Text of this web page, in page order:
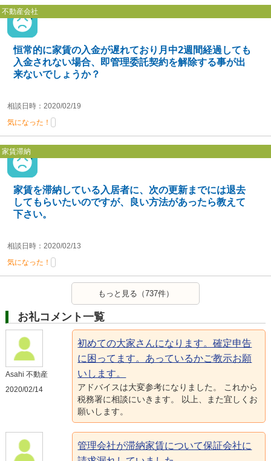
恒常的に家賃の入金が遅れており月中2週間経過しても
入金されない場合、即管理委託契約を解除する事が出
来ないでしょうか？
相談日時：2020/02/19
気になった！
不動産会社
家賃を滞納している入居者に、次の更新までには退去
してもらいたいのですが、良い方法があったら教えて
下さい。
相談日時：2020/02/13
気になった！
家賃滞納
もっと見る（737件）
お礼コメント一覧
Asahi 不動産
2020/02/14
初めての大家さんになります。確定申告
に困ってます。あっているかご教示お願
いします。
アドバイスは大変参考になりました。 これから
税務署に相談にいきます。 以上、また宜しくお
願いします。
管理会社が滞納家賃について保証会社に